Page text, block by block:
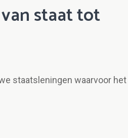
staat tot
staatsleningen waarvoor het